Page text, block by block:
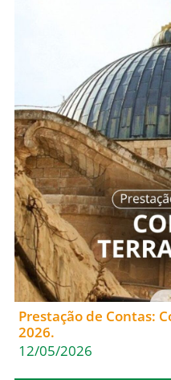
Prestação de Contas:
2026.
12/05/2026